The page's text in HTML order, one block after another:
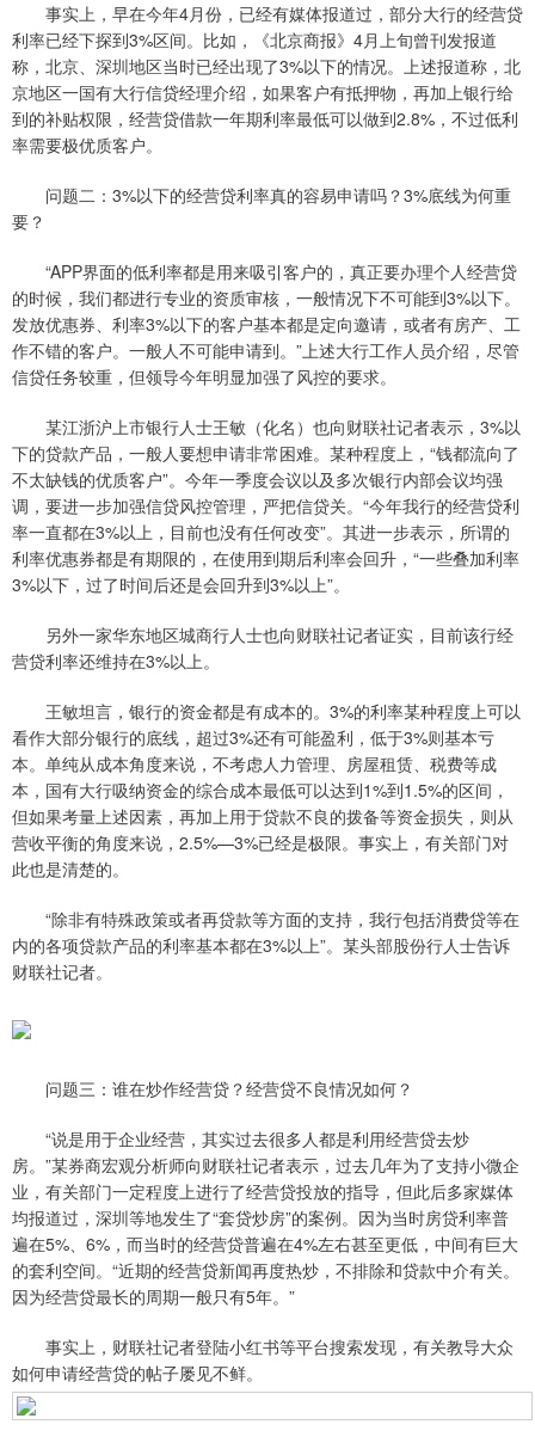
事实上，早在今年4月份，已经有媒体报道过，部分大行的经营贷
利率已经下探到3%区间。比如，《北京商报》4月上旬曾刊发报道
称，北京、深圳地区当时已经出现了3%以下的情况。上述报道称，北
京地区一国有大行信贷经理介绍，如果客户有抵押物，再加上银行给
到的补贴权限，经营贷借款一年期利率最低可以做到2.8%，不过低利
率需要极优质客户。
问题二：3%以下的经营贷利率真的容易申请吗？3%底线为何重
要？
“APP界面的低利率都是用来吸引客户的，真正要办理个人经营贷
的时候，我们都进行专业的资质审核，一般情况下不可能到3%以下。
发放优惠券、利率3%以下的客户基本都是定向邀请，或者有房产、工
作不错的客户。一般人不可能申请到。”上述大行工作人员介绍，尽管
信贷任务较重，但领导今年明显加强了风控的要求。
某江浙沪上市银行人士王敏（化名）也向财联社记者表示，3%以
下的贷款产品，一般人要想申请非常困难。某种程度上，“钱都流向了
不太缺钱的优质客户”。今年一季度会议以及多次银行内部会议均强
调，要进一步加强信贷风控管理，严把信贷关。“今年我行的经营贷利
率一直都在3%以上，目前也没有任何改变”。其进一步表示，所谓的
利率优惠券都是有期限的，在使用到期后利率会回升，“一些叠加利率
3%以下，过了时间后还是会回升到3%以上”。
另外一家华东地区城商行人士也向财联社记者证实，目前该行经
营贷利率还维持在3%以上。
王敏坦言，银行的资金都是有成本的。3%的利率某种程度上可以
看作大部分银行的底线，超过3%还有可能盈利，低于3%则基本亏
本。单纯从成本角度来说，不考虑人力管理、房屋租赁、税费等成
本，国有大行吸纳资金的综合成本最低可以达到1%到1.5%的区间，
但如果考量上述因素，再加上用于贷款不良的拨备等资金损失，则从
营收平衡的角度来说，2.5%—3%已经是极限。事实上，有关部门对
此也是清楚的。
“除非有特殊政策或者再贷款等方面的支持，我行包括消费贷等在
内的各项贷款产品的利率基本都在3%以上”。某头部股份行人士告诉
财联社记者。
问题三：谁在炒作经营贷？经营贷不良情况如何？
“说是用于企业经营，其实过去很多人都是利用经营贷去炒
房。”某券商宏观分析师向财联社记者表示，过去几年为了支持小微企
业，有关部门一定程度上进行了经营贷投放的指导，但此后多家媒体
均报道过，深圳等地发生了“套贷炒房”的案例。因为当时房贷利率普
遍在5%、6%，而当时的经营贷普遍在4%左右甚至更低，中间有巨大
的套利空间。“近期的经营贷新闻再度热炒，不排除和贷款中介有关。
因为经营贷最长的周期一般只有5年。”
事实上，财联社记者登陆小红书等平台搜索发现，有关教导大众
如何申请经营贷的帖子屡见不鲜。